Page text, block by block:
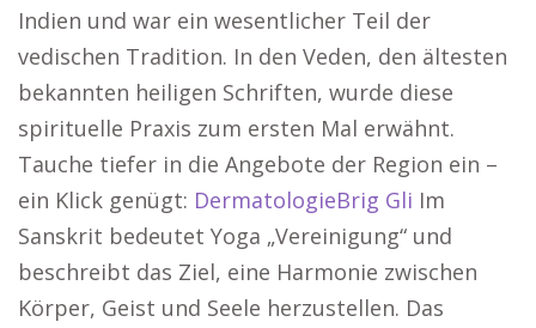
Indien und war ein wesentlicher Teil der
vedischen Tradition. In den Veden, den ältesten
bekannten heiligen Schriften, wurde diese
spirituelle Praxis zum ersten Mal erwähnt.
Tauche tiefer in die Angebote der Region ein –
ein Klick genügt: DermatologieBrig Gli Im
Sanskrit bedeutet Yoga „Vereinigung“ und
beschreibt das Ziel, eine Harmonie zwischen
Körper, Geist und Seele herzustellen. Das